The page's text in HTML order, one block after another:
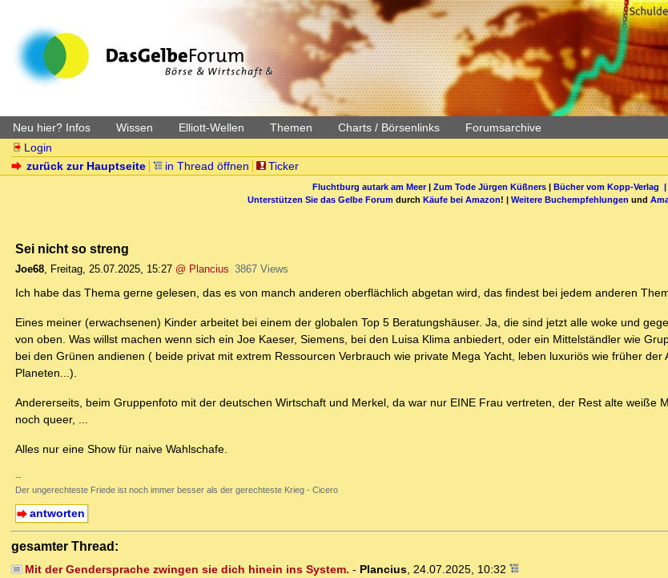
Neu hier? Infos Wissen Elliott-Wellen Themen Charts / Börsenlinks Forumsarchive
Login
zurück zur Hauptseite
in Thread öffnen Ticker
Fluchtburg autark am Meer| Zum Tode Jürgen Küßners| Bücher vom Kopp-Verlag |
Unterstützen Sie das Gelbe Forum durch Käufe bei Amazon! | Weitere Buchempfehlungen und
Sei nicht so streng
Joe68, Freitag, 25.07.2025, 15:27 @ Plancius 3867 Views
Ich habe das Thema gerne gelesen, das es von manch anderen oberflächlich abgetan wird, das findest bei jedem anderen
Eines meiner (erwachsenen) Kinder arbeitet bei einem der globalen Top 5 Beratungshäuser. Ja, die sind jetzt alle woke und
von oben. Was willst machen wenn sich ein Joe Kaeser, Siemens, bei den Luisa Klima anbiedert, oder ein Mittelständler wie
bei den Grünen andienen ( beide privat mit extrem Ressourcen Verbrauch wie private Mega Yacht, leben luxuriös wie früher der
Planeten...).
Andererseits, beim Gruppenfoto mit der deutschen Wirtschaft und Merkel, da war nur EINE Frau vertreten, der Rest alte weiße
noch queer, ...
Alles nur eine Show für naive Wahlschafe.
--
Der ungerechteste Friede ist noch immer besser als der gerechteste Krieg - Cicero
antworten
gesamter Thread:
Mit der Gendersprache zwingen sie dich hinein ins System. - Plancius, 24.07.2025, 10:32